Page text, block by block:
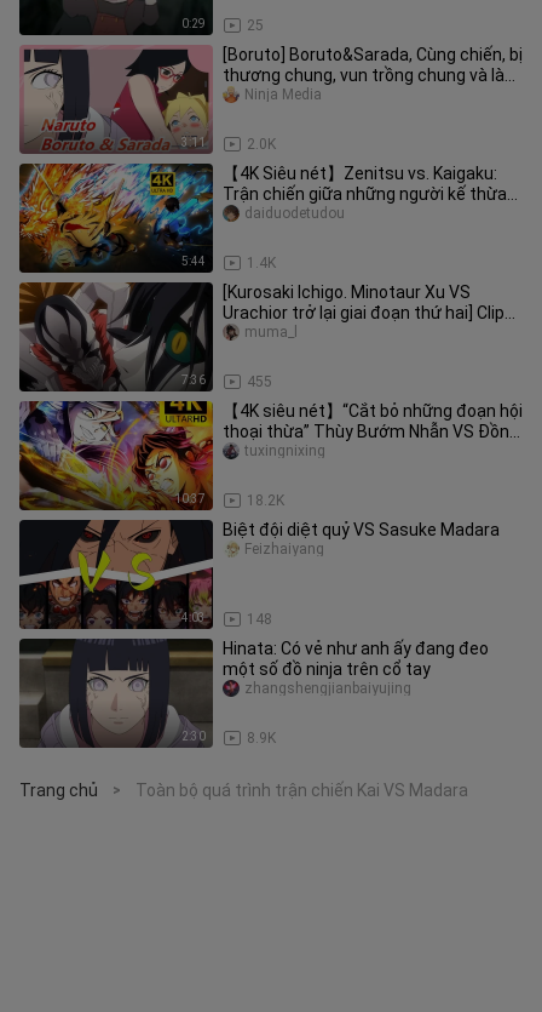
0:29 25
3:11
[Boruto] Boruto&Sarada, Cùng chiến, bị
thương chung, vun trồng chung và làm
em bé chung luôn?
2.0K
Ninja Media
5:44
【4K Siêu nét】Zenitsu vs. Kaigaku:
Trận chiến giữa những người kế thừa
Khí Thanh Lôi, Khí Thanh Lôi Q
1.4K
daiduodetudou
7:36
[Kurosaki Ichigo. Minotaur Xu VS
Urachior trở lại giai đoạn thứ hai] Clip
chiến đấu cường độ cao tiế
455
muma_l
10:37
【4K siêu nét】“Cắt bỏ những đoạn hội
thoại thừa” Thùy Bướm Nhẫn VS Đồng
Ma! Cột Phong đầu tiên tử trậ
18.2K
tuxingnixing
4:03
Biệt đội diệt quỷ VS Sasuke Madara
148
Feizhaiyang
2:30
Hinata: Có vẻ như anh ấy đang đeo
một số đồ ninja trên cổ tay
8.9K
zhangshengjianbaiyujing
Trang chủ > Toàn bộ quá trình trận chiến Kai VS Madara